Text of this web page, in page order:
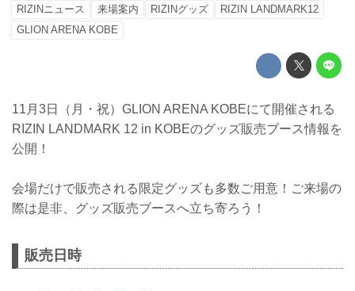
RIZINニュース 来場案内 RIZINグッズ
RIZIN LANDMARK12
GLION ARENA KOBE
11月3日（月・祝）GLION ARENA KOBEにて開催される
RIZIN LANDMARK 12 in KOBEのグッズ販売ブース情報を
公開！
会場だけで販売される限定グッズも多数ご用意！ご来場の
際は是非、グッズ販売ブースへ立ち寄ろう！
販売日時